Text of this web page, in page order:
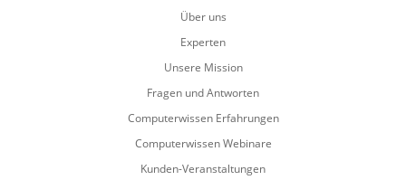
Über uns
Experten
Unsere Mission
Fragen und Antworten
Computerwissen Erfahrungen
Computerwissen Webinare
Kunden-Veranstaltungen